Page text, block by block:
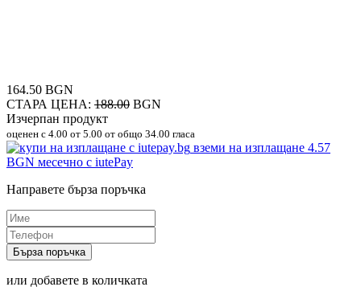
164.50 BGN
СТАРА ЦЕНА: 188.00 BGN
Изчерпан продукт
оценен с 4.00 от 5.00 от общо 34.00 гласа
вземи на изплащане 4.57
BGN месечно с iutePay
Направете бърза поръчка
Бърза поръчка
или добавете в количката